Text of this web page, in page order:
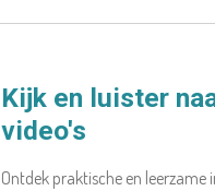
Kijk en luister
video's
Ontdek praktische en leerzame